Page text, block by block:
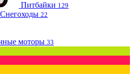
Питбайки 129
Снегоходы 22
моторы 33